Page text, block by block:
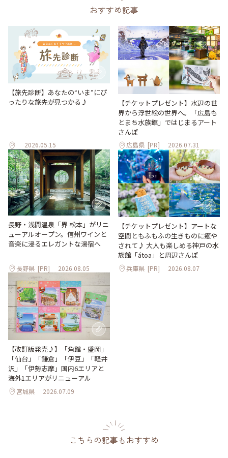
おすすめ記事
【旅先診断】あなたの“いま”にぴ
ったりな旅先が見つかる♪
2026.05.15
【チケットプレゼント】水辺の世
界から浮世絵の世界へ。「広島も
とまち水族館」ではじまるアート
さんぽ
広島県 [PR] 2026.07.31
長野・浅間温泉「界 松本」がリニ
ューアルオープン。信州ワインと
音楽に浸るエレガントな湯宿へ
長野県 [PR] 2026.08.05
【チケットプレゼント】アートな
空間ともふもふの生きものに癒や
されて♪ 大人も楽しめる神戸の水
族館「átoa」と周辺さんぽ
兵庫県 [PR] 2026.08.07
【改訂版発売♪】「角館・盛岡」
「仙台」「鎌倉」「伊豆」「軽井
沢」「伊勢志摩」国内6エリアと
海外1エリアがリニューアル
宮城県 2026.07.09
こちらの記事もおすすめ